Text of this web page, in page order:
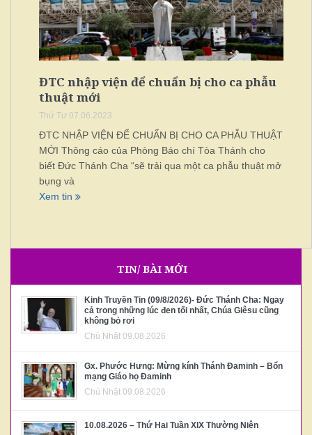
ĐTC nhập viện để chuẩn bị cho ca phẫu
thuật mới
Thứ Tư 07.06.2023
ĐTC NHẬP VIỆN ĐỂ CHUẨN BỊ CHO CA PHẪU THUẬT
MỚI Thông cáo của Phòng Báo chí Tòa Thánh cho
biết Đức Thánh Cha “sẽ trải qua một ca phẫu thuật mở
bụng và
Xem tin
TIN/ BÀI MỚI
Kinh Truyền Tin (09/8/2026)- Đức Thánh Cha: Ngay
cả trong những lúc đen tối nhất, Chúa Giêsu cũng
không bỏ rơi
Chủ Nhật 09.08.2026
Gx. Phước Hưng: Mừng kính Thánh Đaminh – Bổn
mạng Giáo họ Đaminh
Chủ Nhật 09.08.2026
10.08.2026 – Thứ Hai Tuần XIX Thường Niên